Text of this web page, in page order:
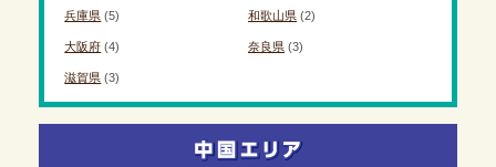
兵庫県 (5) 和歌山県(2)
大阪府 (4) 奈良県(3)
滋賀県 (3)